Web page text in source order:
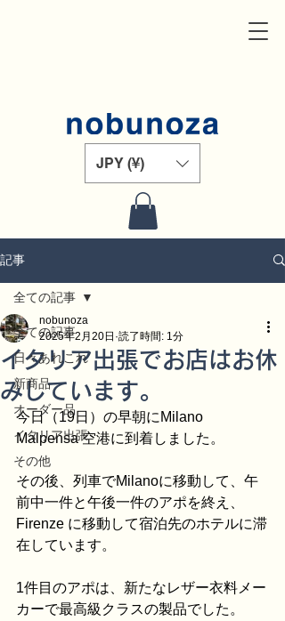
JPY (¥)
記事
全ての記事
日々あれこれ
新商品
オーダー品
イタリア出張
その他
全ての記事
イタリア出張でお店はお休
みしています。
nobunoza
2025年2月20日 読了時間: 1分
今日（19日）の早朝にMilano
Malpensa 空港に到着しました。
その後、列車でMilanoに移動して、午
前中一件と午後一件のアポを終え、
Firenze に移動して宿泊先のホテルに滞
在しています。
1件目のアポは、新たなレザー衣料メー
カーで最高級クラスの製品でした。